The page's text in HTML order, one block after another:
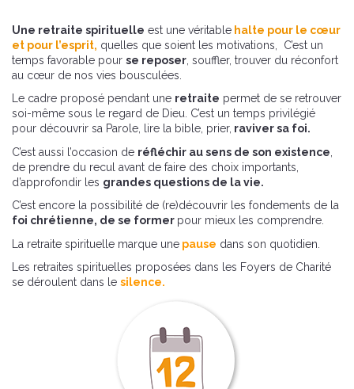
Une retraite spirituelle est une véritable halte pour le cœur
et pour l’esprit, quelles que soient les motivations, C’est un
temps favorable pour se reposer , souffler, trouver du réconfort
au cœur de nos vies bousculées.
Le cadre proposé pendant une retraite permet de se retrouver
soi-même sous le regard de Dieu. C’est un temps privilégié
pour découvrir sa Parole, lire la bible, prier, raviver sa foi.
C’est aussi l’occasion de réfléchir au sens de son existence
de prendre du recul avant de faire des choix importants,
d’approfondir les grandes questions de la vie.
C’est encore la possibilité de (re)découvrir les fondements de la
foi chrétienne, de se former pour mieux les comprendre.
La retraite spirituelle marque une pause dans son quotidien.
Les retraites spirituelles proposées dans les Foyers de Charité
se déroulent dans le silence.